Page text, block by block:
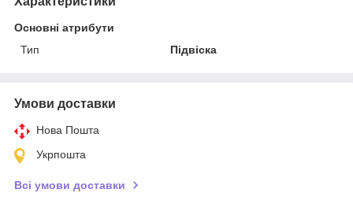
Основні атрибути
Тип
Підвіска
Умови доставки
Нова Пошта
Укрпошта
Всі умови доставки